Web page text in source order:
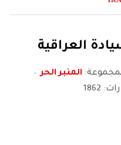
العراقية
المنبر الحر
1862